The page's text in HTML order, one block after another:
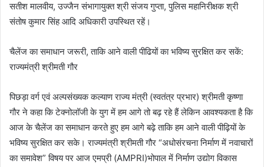
सतीश मालवीय, उज्जैन संभागायुक्त श्री संजय गुप्ता, पुलिस महानिरीक्षक श्री
संतोष कुमार सिंह आदि अधिकारी उपस्थित रहें।
चैलेंज का समाधान जरूरी, ताकि आने वाली पीढियों का भविष्य सुरक्षित कर सकें:
राज्यमंत्री श्रीमती गौर
पिछड़ा वर्ग एवं अल्पसंख्यक कल्याण राज्य मंत्री (स्वतंत्र प्रभार) श्रीमती कृष्णा
गौर ने कहा कि टेक्नोलॉजी के युग में हम आगे तो बढ़ रहे हैं लेकिन आवश्यकता है कि
आज के चैलेंज का समाधान करते हुए हम आगे बढ़े ताकि हम आने वाली पीढ़ियों के
भविष्य सुरक्षित कर सके। राज्यमंत्री श्रीमती गौर “अधोसंरचना निर्माण में नवाचारों
का समावेश” विषय पर आज एमप्री (AMPRI)भोपाल में निर्माण उद्योग विकास